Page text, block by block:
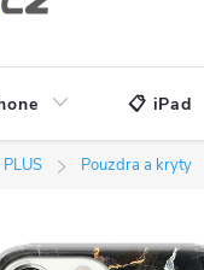
📋 iPad
Pouzdra a kryty